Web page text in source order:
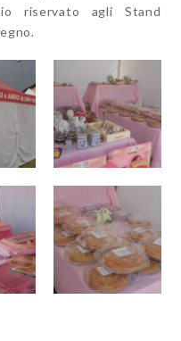
riservato agli Stand